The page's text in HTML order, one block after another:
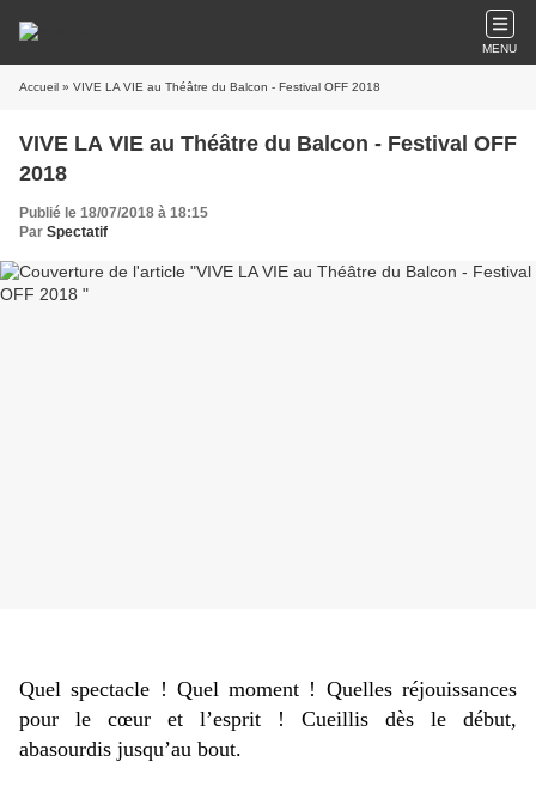
MENU
Accueil » VIVE LA VIE au Théâtre du Balcon - Festival OFF 2018
VIVE LA VIE au Théâtre du Balcon - Festival OFF
2018
Publié le 18/07/2018 à 18:15
Par Spectatif
Quel spectacle ! Quel moment ! Quelles réjouissances
pour le cœur et l’esprit ! Cueillis dès le début,
abasourdis jusqu’au bout.